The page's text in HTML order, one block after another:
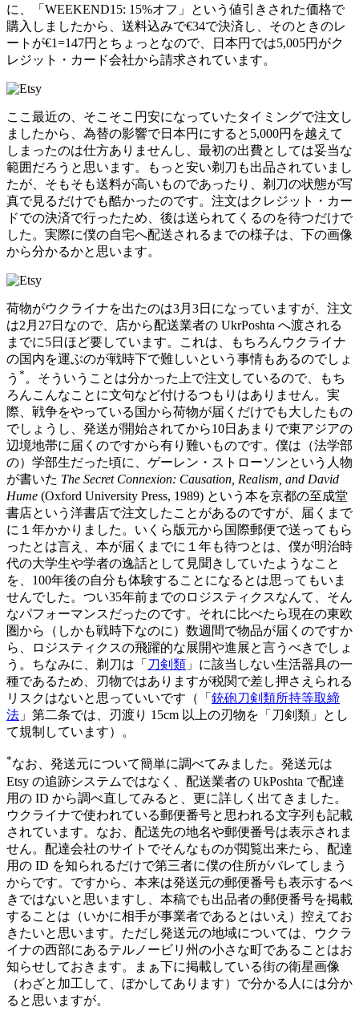
に、「WEEKEND15: 15%オフ」という値引きされた価格で
購入しましたから、送料込みで€34で決済し、そのときのレ
ートが€1=147円とちょっとなので、日本円では5,005円がク
レジット・カード会社から請求されています。
ここ最近の、そこそこ円安になっていたタイミングで注文し
ましたから、為替の影響で日本円にすると5,000円を越えて
しまったのは仕方ありませんし、最初の出費としては妥当な
範囲だろうと思います。もっと安い剃刀も出品されていまし
たが、そもそも送料が高いものであったり、剃刀の状態が写
真で見るだけでも酷かったのです。注文はクレジット・カー
ドでの決済で行ったため、後は送られてくるのを待つだけで
した。実際に僕の自宅へ配送されるまでの様子は、下の画像
から分かるかと思います。
荷物がウクライナを出たのは3月3日になっていますが、注文
は2月27日なので、店から配送業者の UkrPoshta へ渡される
までに5日ほど要しています。これは、もちろんウクライナ
の国内を運ぶのが戦時下で難しいという事情もあるのでしょ
う * 。そういうことは分かった上で注文しているので、もち
ろんこんなことに文句など付けるつもりはありません。実
際、戦争をやっている国から荷物が届くだけでも大したもの
でしょうし、発送が開始されてから10日あまりで東アジアの
辺境地帯に届くのですから有り難いものです。僕は（法学部
の）学部生だった頃に、ゲーレン・ストローソンという人物
が書いた The Secret Connexion: Causation, Realism, and David
Hume (Oxford University Press, 1989) という本を京都の至成堂
書店という洋書店で注文したことがあるのですが、届くまで
に１年かかりました。いくら版元から国際郵便で送ってもら
ったとは言え、本が届くまでに１年も待つとは、僕が明治時
代の大学生や学者の逸話として見聞きしていたようなこと
を、100年後の自分も体験することになるとは思ってもいま
せんでした。つい35年前までのロジスティクスなんて、そん
なパフォーマンスだったのです。それに比べたら現在の東欧
圏から（しかも戦時下なのに）数週間で物品が届くのですか
ら、ロジスティクスの飛躍的な展開や進展と言うべきでしょ
う。ちなみに、剃刀は「 刀剣類 」に該当しない生活器具の一
種であるため、刃物ではありますが税関で差し押さえられる
リスクはないと思っていいです（「 銃砲刀剣類所持等取締
法 」第二条では、刃渡り 15cm 以上の刃物を「刀剣類」とし
て規制しています）。
*なお、発送元について簡単に調べてみました。発送元は
Etsy の追跡システムではなく、配送業者の UkPoshta で配達
用の ID から調べ直してみると、更に詳しく出てきました。
ウクライナで使われている郵便番号と思われる文字列も記載
されています。なお、配送先の地名や郵便番号は表示されま
せん。配達会社のサイトでそんなものが閲覧出来たら、配達
用の ID を知られるだけで第三者に僕の住所がバレてしまう
からです。ですから、本来は発送元の郵便番号も表示するべ
きではないと思いますし、本稿でも出品者の郵便番号を掲載
することは（いかに相手が事業者であるとはいえ）控えてお
きたいと思います。ただし発送元の地域については、ウクラ
イナの西部にあるテルノービリ州の小さな町であることはお
知らせしておきます。まぁ下に掲載している街の衛星画像
（わざと加工して、ぼかしてあります）で分かる人には分か
ると思いますが。